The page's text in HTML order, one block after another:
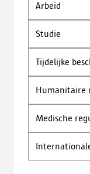
Arbeid
Studie
Tijdelijke
Humanitaire
Medische